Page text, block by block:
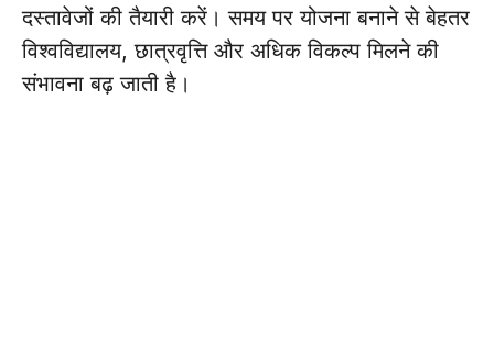
दस्तावेजों की तैयारी करें। समय पर योजना बनाने से बेहतर
विश्वविद्यालय, छात्रवृत्ति और अधिक विकल्प मिलने की
संभावना बढ़ जाती है।